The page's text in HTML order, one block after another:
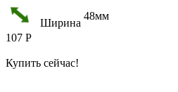
Ширина
48мм
107 Р
Купить сейчас!